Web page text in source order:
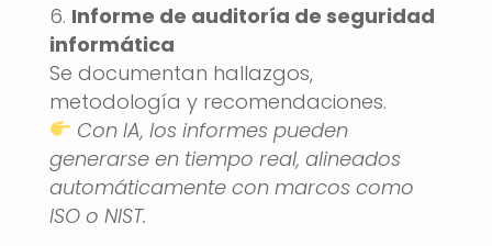
Informe de auditoría de seguridad
informática
Se documentan hallazgos,
metodología y recomendaciones.
Con IA, los informes pueden
generarse en tiempo real, alineados
automáticamente con marcos como
ISO o NIST.